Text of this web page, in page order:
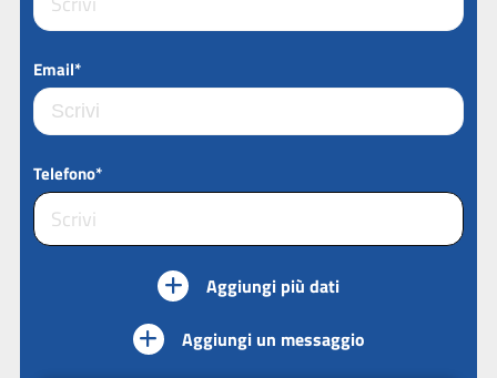
Email*
Telefono*
Aggiungi più dati
Aggiungi un messaggio